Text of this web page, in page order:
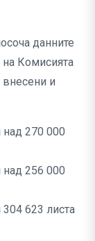
данните
на Комисията
внесени и
над 270 000
над 256 000
304 623 листа